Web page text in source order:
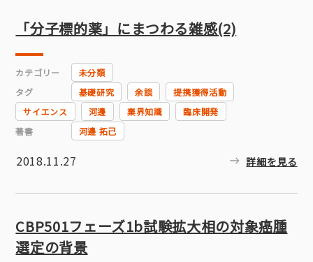
「分子標的薬」にまつわる雑感(2)
カテゴリー
未分類
タグ
基礎研究 余談
提携獲得活動
サイエンス
河邊 業界知識
臨床開発
著書
河邊 拓己
2018.11.27 詳細を見る
CBP501フェーズ1b試験拡大相の対象癌腫
選定の背景